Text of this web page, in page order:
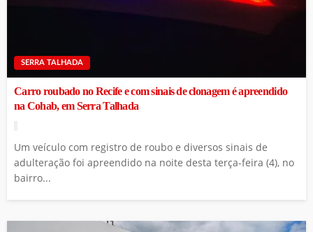
SERRA TALHADA
Carro roubado no Recife e com sinais de clonagem é apreendido
na Cohab, em Serra Talhada
Um veículo com registro de roubo e diversos sinais de
adulteração foi apreendido na noite desta terça-feira (4), no
bairro...